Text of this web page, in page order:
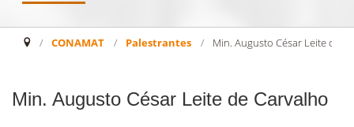
CONAMAT Palestrantes Min. Augusto César Leite de
Min. Augusto César Leite de Carvalho